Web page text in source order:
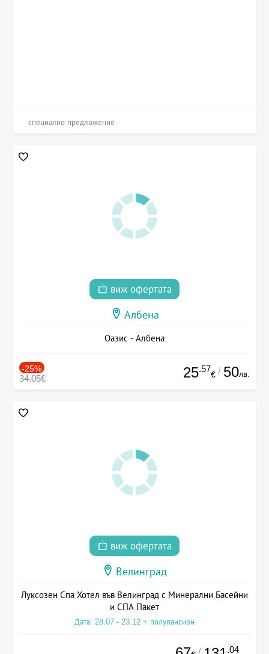
специално предложение
виж офертата
Албена
Оазис - Албена
-25%
34.05€ 25.57
€ / 50лв.
виж офертата
Велинград
Луксозен Спа Хотел във Велинград с Минерални Басейни
и СПА Пакет
Дата: 28.07 - 23.12 + полупансион
.04